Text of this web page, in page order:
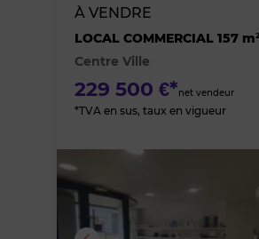
À VENDRE
LOCAL COMMERCIAL 157
Centre Ville
229 500 €*net vendeur
*TVA en sus, taux en vigueur